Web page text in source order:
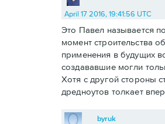
April 17 2016, 19:41:56 UTC
Это Павел называется
момент строительства
применения в будущих
создававшие могли
Хотя с другой стороны
дредноутов толкает
byruk